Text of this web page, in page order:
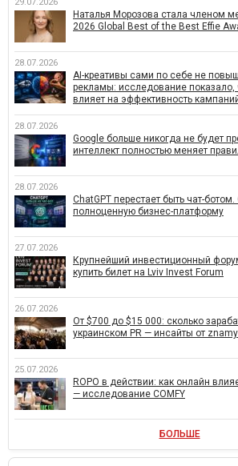
29.07.2026
Наталья Морозова стала членом
2026 Global Best of the Best Effie
28.07.2026
AI-креативы сами по себе не
рекламы: исследование
влияет на эффективность
28.07.2026
Google больше никогда не будет
интеллект полностью меняет
28.07.2026
ChatGPT перестает быть чат-
полноценную бизнес-платформу
27.07.2026
Крупнейший инвестиционный
купить билет на Lviv Invest Forum
26.07.2026
От $700 до $15 000: сколько
украинском PR — инсайты от
25.07.2026
ROPO в действии: как онлайн
— исследование COMFY
БОЛЬШЕ